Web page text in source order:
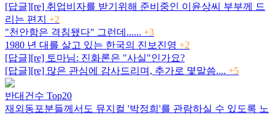
[답글][re] 취업비자를 받기위해 준비중인 이윤상씨 부부께 드
리는 편지 +2
"천안함은 격침됐다" 그런데...... +3
1980 년 대를 살고 있는 한국의 진보진영 +2
[답글][re] 토마님: 진화론은 "사실"인가요?
[답글][re] 많은 관심에 감사드리며, 추가로 몇말씀.... +5
반대건수 Top20
재외동포분들께서도 뮤지컬 '박정희'를 관람하실 수 있도록 노